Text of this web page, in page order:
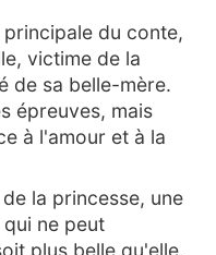
du conte,
victime de la
de sa belle-mère.
épreuves, mais
à l'amour et à la
la princesse, une
ne peut
plus belle qu'elle.